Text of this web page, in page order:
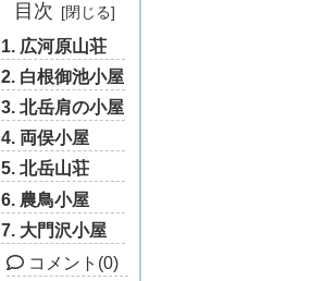
目次
1. 広河原山荘
2. 白根御池小屋
3. 北岳肩の小屋
4. 両俣小屋
5. 北岳山荘
6. 農鳥小屋
7. 大門沢小屋
コメント (0)